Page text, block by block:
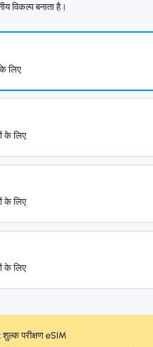
विकल्प बनाता है।
लिए
के लिए
के लिए
के लिए
शुल्क परीक्षण eSIM